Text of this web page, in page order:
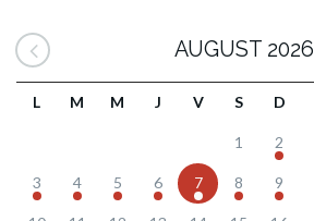
AUGUST 2026
L M M J V S D
1 2
3 4 5 6 7 8 9